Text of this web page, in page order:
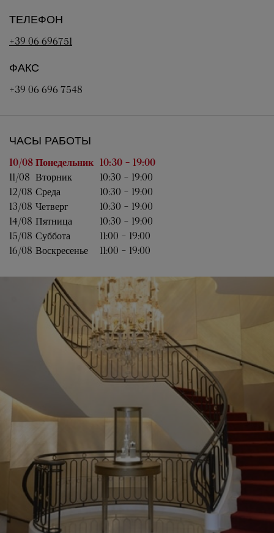
ТЕЛЕФОН
+39 06 696751
ФАКС
+39 06 696 7548
ЧАСЫ РАБОТЫ
День неделиЧасы работы
10/08 Понедельник 10:30 - 19:00
11/08 Вторник 10:30 - 19:00
12/08 Среда 10:30 - 19:00
13/08 Четверг 10:30 - 19:00
14/08 Пятница 10:30 - 19:00
15/08 Суббота 11:00 - 19:00
16/08 Воскресенье 11:00 - 19:00